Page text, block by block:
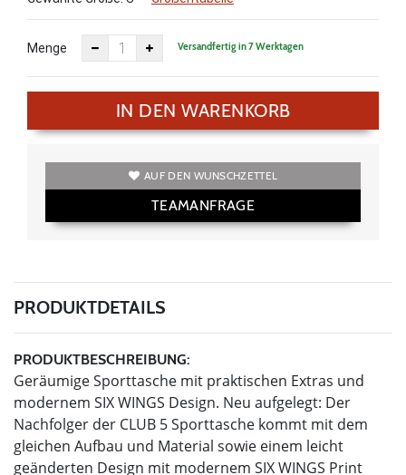
Menge Versandfertig in 7 Werktagen
IN DEN WARENKORB
AUF DEN WUNSCHZETTEL
TEAMANFRAGE
PRODUKTDETAILS
PRODUKTBESCHREIBUNG:
Geräumige Sporttasche mit praktischen Extras und
modernem SIX WINGS Design. Neu aufgelegt: Der
Nachfolger der CLUB 5 Sporttasche kommt mit dem
gleichen Aufbau und Material sowie einem leicht
geänderten Design mit modernem SIX WINGS Print